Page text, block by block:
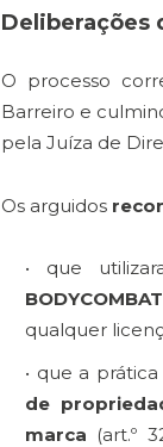
Deliberações
O processo
Barreiro e
pela Juíza de
Os arguidos
• que
qualquer
• que a
de
marca (art.º